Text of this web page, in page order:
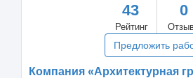
43
Рейтинг
0
Предложить
Компания «Архитектурная